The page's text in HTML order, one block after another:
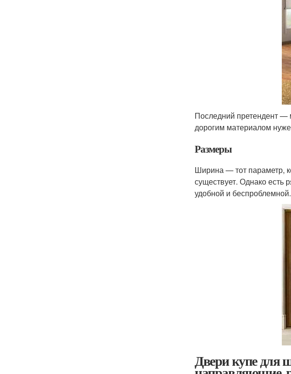
Последний претендент —
дорогим материалом
Размеры
Ширина — тот параметр,
существует. Однако есть
удобной и беспроблемной.
Двери купе для